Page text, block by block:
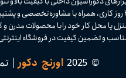
۴ روز کاری، همراه با مشاوره تخصصی و
یا محل کار خود را با محصولات مدرن
و تضمین کیفیت در فروشگاه
© 2025 اورنج دکور|